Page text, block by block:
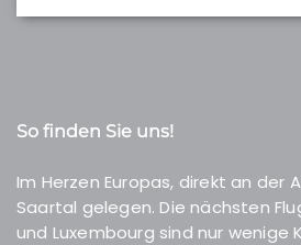
So finden Sie uns!
Im Herzen Europas, direkt an der
Saartal gelegen. Die nächsten
und Luxembourg sind nur